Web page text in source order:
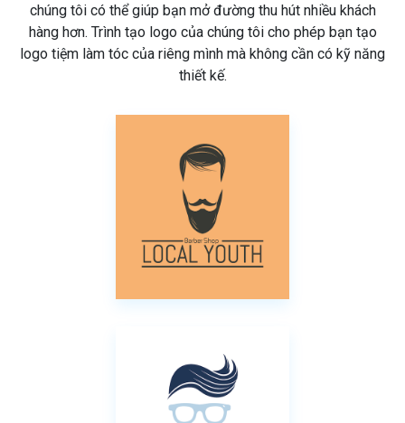
chúng tôi có thể giúp bạn mở đường thu hút nhiều khách
hàng hơn. Trình tạo logo của chúng tôi cho phép bạn tạo
logo tiệm làm tóc của riêng mình mà không cần có kỹ năng
thiết kế.